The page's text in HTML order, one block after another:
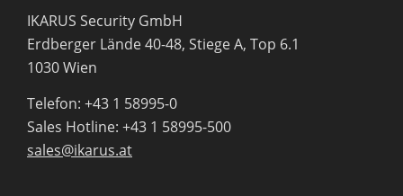
IKARUS Security GmbH
Erdberger Lände 40-48, Stiege A, Top 6.1
1030 Wien
Telefon: +43 1 58995-0
Sales Hotline: +43 1 58995-500
sales@ikarus.at